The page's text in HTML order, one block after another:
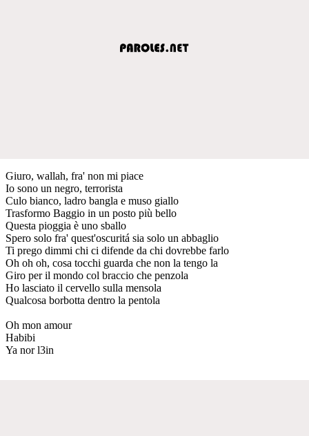
Giuro, wallah, fra' non mi piace
Io sono un negro, terrorista
Culo bianco, ladro bangla e muso giallo
Trasformo Baggio in un posto più bello
Questa pioggia è uno sballo
Spero solo fra' quest'oscuritá sia solo un abbaglio
Ti prego dimmi chi ci difende da chi dovrebbe farlo
Oh oh oh, cosa tocchi guarda che non la tengo la
Giro per il mondo col braccio che penzola
Ho lasciato il cervello sulla mensola
Qualcosa borbotta dentro la pentola
Oh mon amour
Habibi
Ya nor l3in